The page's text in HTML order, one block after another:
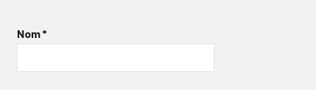
Nom*